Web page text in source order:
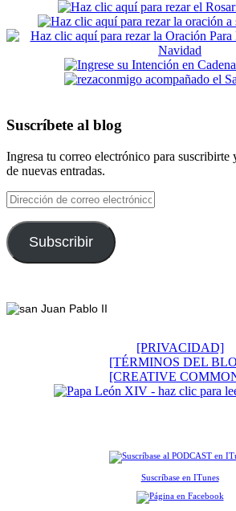
Suscríbete al blog
Ingresa tu correo electrónico para
de nuevas entradas.
Dirección
de
correo
electrónico
Subscribir
[PRIVACIDAD]
[TÉRMINOS DEL
[CREATIVE
Suscríbase en ITunes